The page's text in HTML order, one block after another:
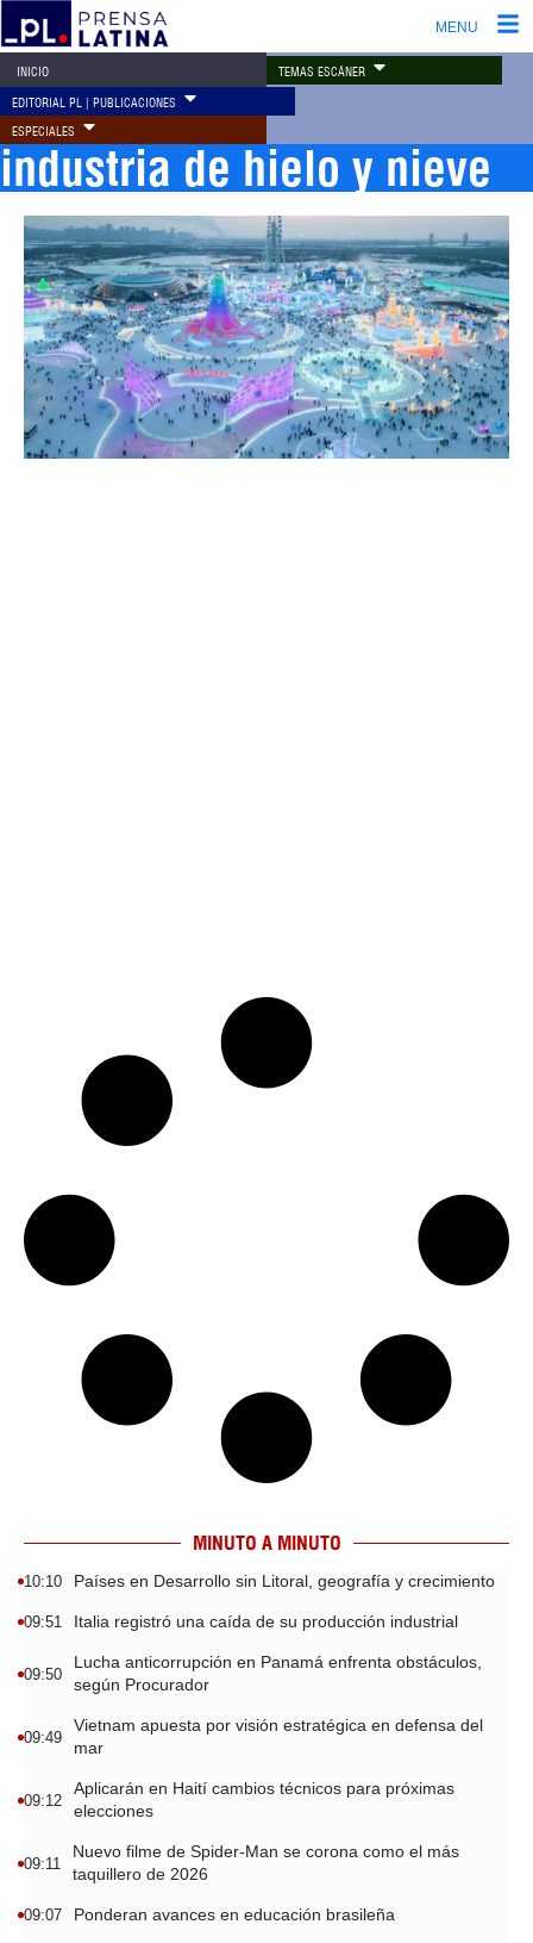
MENU
INICIO TEMAS ESCÁNER
EDITORIAL PL | PUBLICACIONES
ESPECIALES
industria de hielo y nieve
MINUTO A MINUTO
10:10 Países en Desarrollo sin Litoral, geografía y crecimiento
09:51 Italia registró una caída de su producción industrial
09:50
Lucha anticorrupción en Panamá enfrenta obstáculos,
según Procurador
09:49
Vietnam apuesta por visión estratégica en defensa del
mar
09:12
Aplicarán en Haití cambios técnicos para próximas
elecciones
09:11
Nuevo filme de Spider-Man se corona como el más
taquillero de 2026
09:07 Ponderan avances en educación brasileña